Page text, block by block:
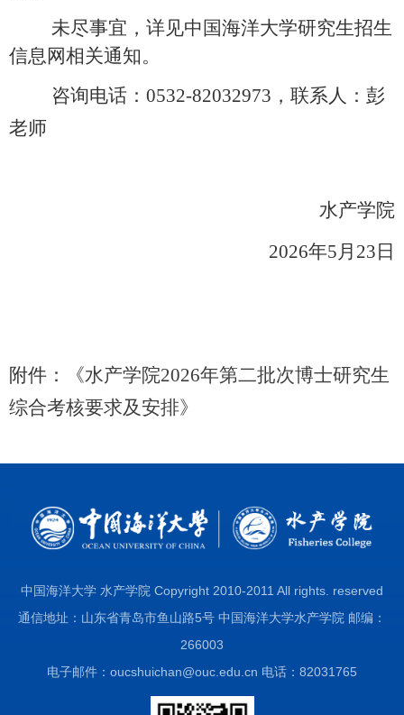
未尽事宜，详见中国海洋大学研究生招生
信息网相关通知。
咨询电话： 0532-82032973 ，联系人： 彭
老师
水产学院
2026年5 月 23 日
附件：
《水产学院2026年第二批次博士研究生
综合考核要求及安排》
中国海洋大学 水产学院 Copyright 2010-2011 All rights. reserved
通信地址：山东省青岛市鱼山路5号 中国海洋大学水产学院 邮编：
266003
电子邮件：oucshuichan@ouc.edu.cn 电话：82031765